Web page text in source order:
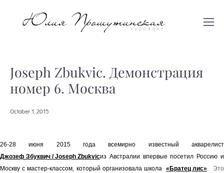
October 1, 2015
Joseph Zbukvic. Демонстрация
номер 6. Москва
Джозеф Збуквич / Joseph Zbukvicиз Австралии впервые посетил Россию и
Москву с мастер-классом, который организовала школа «Братец лис». Это